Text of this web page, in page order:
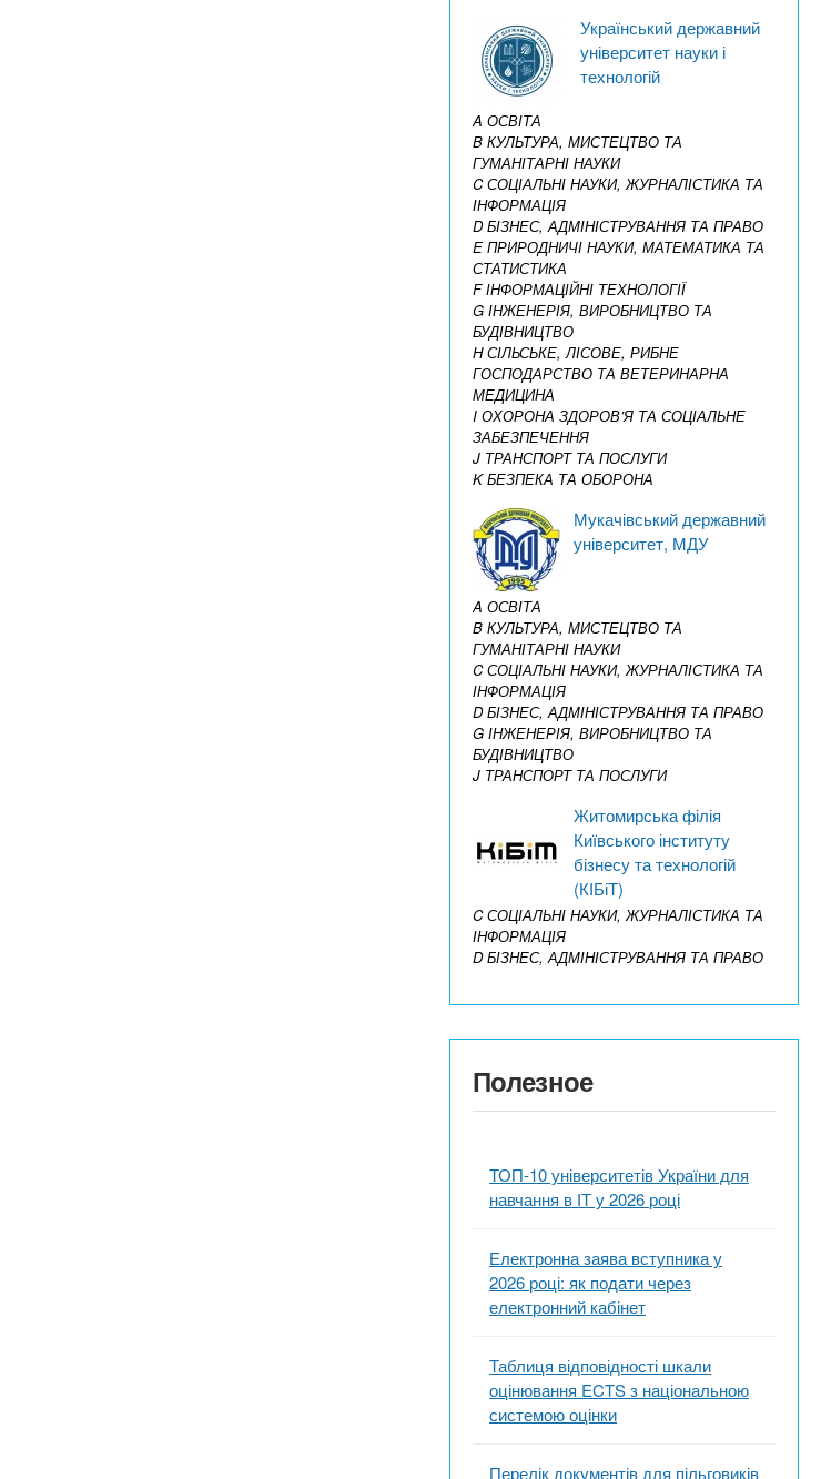
Український державний
університет науки і
технологій
A ОСВІТА
B КУЛЬТУРА, МИСТЕЦТВО ТА
ГУМАНІТАРНІ НАУКИ
C СОЦІАЛЬНІ НАУКИ, ЖУРНАЛІСТИКА ТА
ІНФОРМАЦІЯ
D БІЗНЕС, АДМІНІСТРУВАННЯ ТА ПРАВО
E ПРИРОДНИЧІ НАУКИ, МАТЕМАТИКА ТА
СТАТИСТИКА
F ІНФОРМАЦІЙНІ ТЕХНОЛОГІЇ
G ІНЖЕНЕРІЯ, ВИРОБНИЦТВО ТА
БУДІВНИЦТВО
H СІЛЬСЬКЕ, ЛІСОВЕ, РИБНЕ
ГОСПОДАРСТВО ТА ВЕТЕРИНАРНА
МЕДИЦИНА
I ОХОРОНА ЗДОРОВ’Я ТА СОЦІАЛЬНЕ
ЗАБЕЗПЕЧЕННЯ
J ТРАНСПОРТ ТА ПОСЛУГИ
K БЕЗПЕКА ТА ОБОРОНА
Мукачівський державний
університет, МДУ
A ОСВІТА
B КУЛЬТУРА, МИСТЕЦТВО ТА
ГУМАНІТАРНІ НАУКИ
C СОЦІАЛЬНІ НАУКИ, ЖУРНАЛІСТИКА ТА
ІНФОРМАЦІЯ
D БІЗНЕС, АДМІНІСТРУВАННЯ ТА ПРАВО
G ІНЖЕНЕРІЯ, ВИРОБНИЦТВО ТА
БУДІВНИЦТВО
J ТРАНСПОРТ ТА ПОСЛУГИ
Житомирська філія
Київського інституту
бізнесу та технологій
(КІБіТ)
C СОЦІАЛЬНІ НАУКИ, ЖУРНАЛІСТИКА ТА
ІНФОРМАЦІЯ
D БІЗНЕС, АДМІНІСТРУВАННЯ ТА ПРАВО
Полезное
ТОП-10 університетів України для
навчання в ІТ у 2026 році
Електронна заява вступника у
2026 році: як подати через
електронний кабінет
Таблиця відповідності шкали
оцінювання ECTS з національною
системою оцінки
Перелік документів для пільговиків